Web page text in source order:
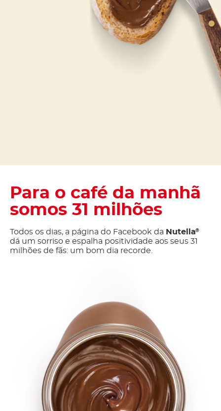
Para o café da manhã
somos 31 milhões
Todos os dias, a página do Facebook da Nutella®
dá um sorriso e espalha positividade aos seus 31
milhões de fãs: um bom dia recorde.